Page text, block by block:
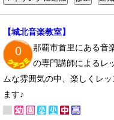
【城北音楽教室】
0
那覇市首里にある音
の専門講師によるレ
ムな雰囲気の中、楽しくレ
ます♪